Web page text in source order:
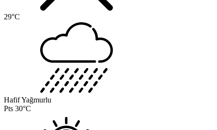
29°C
Hafif Yağmurlu
Pts 30°C